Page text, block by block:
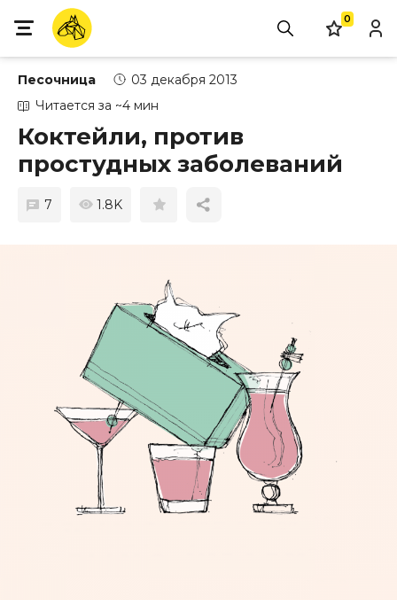
0
Песочница
03 декабря 2013
Читается за ~4 мин
Коктейли, против
простудных заболеваний
7 1.8K